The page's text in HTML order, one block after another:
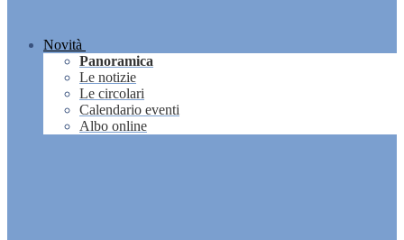
Novità
Panoramica
Le notizie
Le circolari
Calendario eventi
Albo online